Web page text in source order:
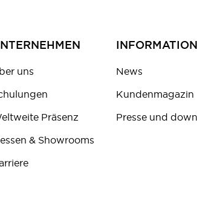
uns
Präsenz
& Showrooms
News
Kundenmagazin
Presse und